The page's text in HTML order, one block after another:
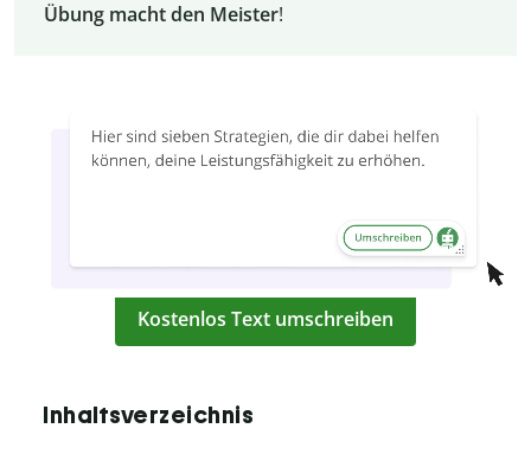
Übung macht den Meister!
Kostenlos Text umschreiben
Inhaltsverzeichnis